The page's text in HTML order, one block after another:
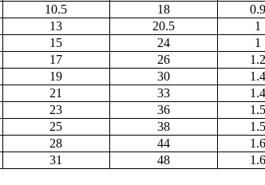
10.5 18
0.9
13 20.5
1
15 24
1
17 26
1.2
19 30
1.4
21 33
1.4
23 36
1.5
25 38
1.5
28 44
1.6
31 48 1.6